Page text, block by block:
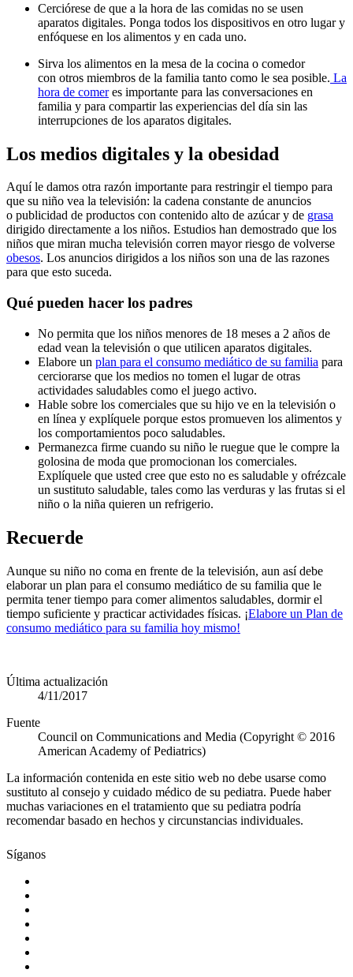
Cerciórese de que a la hora de las comidas no se usen
aparatos digitales. Ponga todos los dispositivos en otro lugar y
enfóquese en los alimentos y en cada uno.
Sirva los alimentos en la mesa de la cocina o comedor
con otros miembros de la familia tanto como le sea posible. La
hora de comeres importante para las conversaciones en
familia y para compartir las experiencias del día sin las
interrupciones de los aparatos digitales.
Los medios digitales y la obesidad
Aquí le damos otra razón importante para restringir el tiempo para
que su niño vea la televisión: la cadena constante de anuncios
o publicidad de productos con contenido alto de azúcar y de grasa
dirigido directamente a los niños. Estudios han demostrado que los
niños que miran mucha televisión corren mayor riesgo de volverse
obesos. Los anuncios dirigidos a los niños son una de las razones
para que esto suceda.
Qué pueden hacer los padres
No permita que los niños menores de 18 meses a 2 años de
edad vean la televisión o que utilicen aparatos digitales.
Elabore un plan para el consumo mediático de su familia para
cerciorarse que los medios no tomen el lugar de otras
actividades saludables como el juego activo.
Hable sobre los comerciales que su hijo ve en la televisión o
en línea y explíquele porque estos promueven los alimentos y
los comportamientos poco saludables.
Permanezca firme cuando su niño le ruegue que le compre la
golosina de moda que promocionan los comerciales.
Explíquele que usted cree que esto no es saludable y ofrézcale
un sustituto saludable, tales como las verduras y las frutas si el
niño o la niña quieren un refrigerio.
Recuerde
Aunque su niño no coma en frente de la televisión, aun así debe
elaborar un plan para el consumo mediático de su familia que le
permita tener tiempo para comer alimentos saludables, dormir el
tiempo suficiente y practicar actividades físicas. ¡Elabore un Plan de
consumo mediático para su familia hoy mismo!
Última actualización
4/11/2017
Fuente
Council on Communications and Media (Copyright © 2016
American Academy of Pediatrics)
La información contenida en este sitio web no debe usarse como
sustituto al consejo y cuidado médico de su pediatra. Puede haber
muchas variaciones en el tratamiento que su pediatra podría
recomendar basado en hechos y circunstancias individuales.
Síganos